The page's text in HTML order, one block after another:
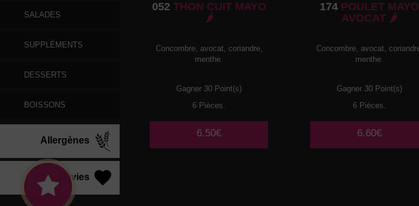
SALADES
SUPPLÉMENTS
DESSERTS
BOISSONS
Allergènes
Vos Envies
052 THON CUIT MAYO
🌶️
Concombre, avocat, coriandre,
menthe.
Gagner 30 Point(s)
6 Pièces.
6.50€
174 POULET MAYO
AVOCAT 🌶️
Concombre, avocat,
menthe.
Gagner 30 Point(s)
6 Pièces.
6.60€